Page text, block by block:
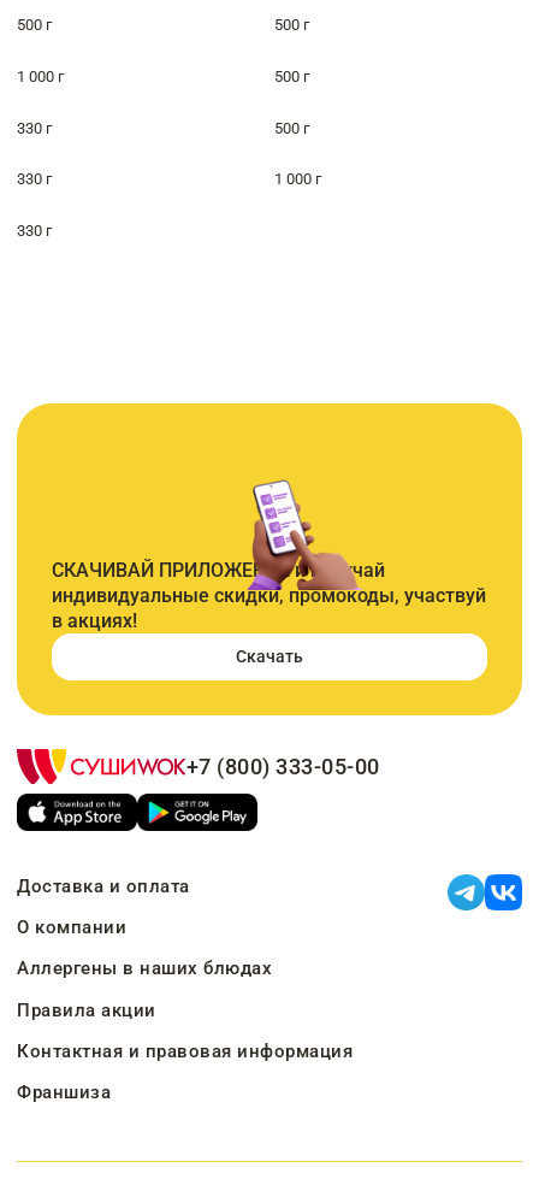
500 г 500 г
1 000 г 500 г
330 г 500 г
330 г 1 000 г
330 г
СКАЧИВАЙ ПРИЛОЖЕНИЕ и получай
индивидуальные скидки, промокоды, участвуй
в акциях!
Скачать
+7 (800) 333-05-00
Доставка и оплата
О компании
Аллергены в наших блюдах
Правила акции
Контактная и правовая информация
Франшиза